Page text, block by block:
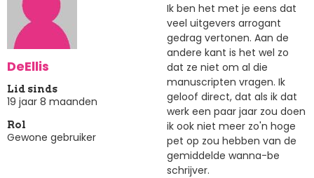
DeEllis
Lid sinds
19 jaar 8 maanden
Rol
Gewone gebruiker
Ik ben het met je eens dat
veel uitgevers arrogant
gedrag vertonen. Aan de
andere kant is het wel zo
dat ze niet om al die
manuscripten vragen. Ik
geloof direct, dat als ik dat
werk een paar jaar zou doen
ik ook niet meer zo'n hoge
pet op zou hebben van de
gemiddelde wanna-be
schrijver.